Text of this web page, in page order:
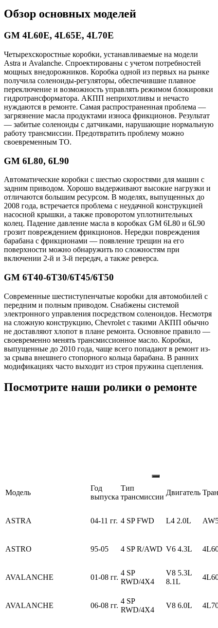
Обзор основных моделей
GM 4L60E, 4L65E, 4L70E
Четырехскоростные коробки, устанавливаемые на модели
Astra и Avalanche. Спроектированы с учетом потребностей
мощных внедорожников. Коробка одной из первых на рынке
получила соленоиды-регуляторы, обеспечившие плавное
переключение и возможность управлять режимом блокировки
гидротрансформатора. АКПП неприхотливы и нечасто
нуждаются в ремонте. Самая распространенная проблема —
загрязнение масла продуктами износа фрикционов. Результат
— забитые соленоиды с датчиками, нарушающие нормальную
работу трансмиссии. Предотвратить проблему можно
своевременным ТО.
GM 6L80, 6L90
Автоматические коробки с шестью скоростями для машин с
задним приводом. Хорошо выдерживают высокие нагрузки и
отличаются большим ресурсом. В моделях, выпущенных до
2008 года, встречается проблема с неудачной конструкцией
насосной крышки, а также проворотом уплотнительных
колец. Падение давление масла в коробках GM 6L80 и 6L90
грозит повреждением фрикционов. Нередки повреждения
барабана с фрикционами — появление трещин на его
поверхности можно обнаружить по сложностям при
включении 2-й и 3-й передач, а также реверса.
GM 6T40-6T30/6T45/6T50
Современные шестиступенчатые коробки для автомобилей с
передним и полным приводом. Снабжены системой
электронного управления посредством соленоидов. Несмотря
на сложную конструкцию, Chevrolet с такими АКПП обычно
не доставляют хлопот в плане ремонта. Основное правило —
своевременно менять трансмиссионное масло. Коробки,
выпущенные до 2010 года, чаще всего попадают в ремонт из-
за срыва внешнего стопорного кольца барабана. В ранних
модификациях часто выходит из строя пружина сцепления.
Посмотрите наши ролики о ремонте
Модель
Год
выпуска
Тип
трансмиссии
Двигатель
ASTRA 04-11 гг. 4 SP FWD L4 2.0L
ASTRO 95-05 4 SP R/AWD V6 4.3L
AVALANCHE 01-08 гг.
4 SP
RWD/4X4
V8 5.3L
8.1L
AVALANCHE 06-08 гг.
4 SP
RWD/4X4
V8 6.0L